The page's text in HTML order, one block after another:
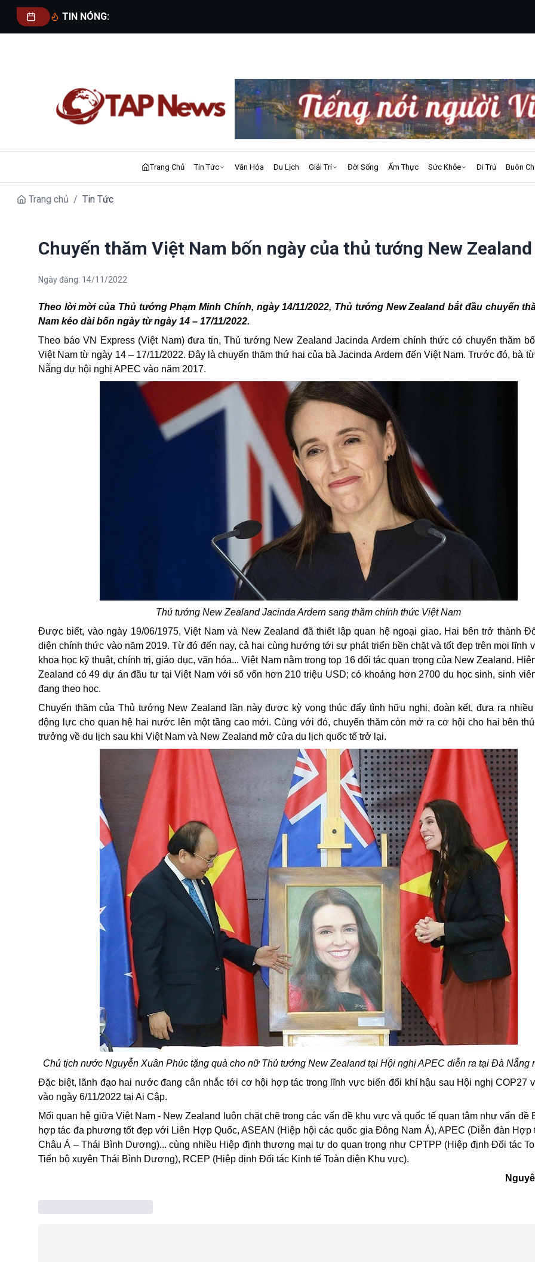
TIN NÓNG:
Trang Chủ Tin Tức Văn Hóa Du Lịch Giải Trí Đời Sống Ẩm Thực Sức Khỏe Di Trú Buôn
Trang chủ / Tin Tức
Chuyến thăm Việt Nam bốn ngày của thủ tướng New Zealand
Ngày đăng: 14/11/2022
Theo lời mời của Thủ tướng Phạm Minh Chính, ngày 14/11/2022, Thủ tướngNew Zealand bắt đầu chuyến
Nam kéo dài bốn ngày từ ngày 14 – 17/11/2022.
Theo báo VN Express (Việt Nam) đưa tin, Thủ tướng New Zealand Jacinda Ardern chính thức có chuyến thăm
Việt Nam từ ngày 14 – 17/11/2022. Đây là chuyến thăm thứ hai của bà Jacinda Ardern đến Việt Nam. Trước đó, bà
Nẵng dự hội nghị APEC vào năm 2017.
Thủ tướng New Zealand Jacinda Ardern sang thăm chính thức Việt Nam
Được biết, vào ngày 19/06/1975, Việt Nam và New Zealand đã thiết lập quan hệ ngoại giao. Hai bên trở thành
diện chính thức vào năm 2019. Từ đó đến nay, cả hai cùng hướng tới sự phát triển bền chặt và tốt đẹp trên mọi lĩnh
khoa học kỹ thuật, chính trị, giáo dục, văn hóa... Việt Nam nằm trong top 16 đối tác quan trọng của New Zealand.
Zealand có 49 dự án đầu tư tại Việt Nam với số vốn hơn 210 triệu USD; có khoảng hơn 2700 du học sinh, sinh
đang theo học.
Chuyến thăm của Thủ tướng New Zealand lần này được kỳ vọng thúc đẩy tình hữu nghị, đoàn kết, đưa ra nhiều
động lực cho quan hệ hai nước lên một tầng cao mới. Cùng với đó, chuyến thăm còn mở ra cơ hội cho hai bên
trưởng về du lịch sau khi Việt Nam và New Zealand mở cửa du lịch quốc tế trở lại.
Chủ tịch nước Nguyễn Xuân Phúc tặng quà cho nữ Thủ tướng New Zealand tại Hội nghị APEC diễn ra tại Đà Nẵng
Đặc biệt, lãnh đạo hai nước đang cân nhắc tới cơ hội hợp tác trong lĩnh vực biến đổi khí hậu sau Hội nghị COP27
vào ngày 6/11/2022 tại Ai Cập.
Mối quan hệ giữa Việt Nam - New Zealand luôn chặt chẽ trong các vấn đề khu vực và quốc tế quan tâm như vấn đề
hợp tác đa phương tốt đẹp với Liên Hợp Quốc, ASEAN (Hiệp hội các quốc gia Đông Nam Á), APEC (Diễn đàn Hợp
Châu Á – Thái Bình Dương)... cùng nhiều Hiệp định thương mại tự do quan trọng như CPTPP (Hiệp định Đối tác
Tiến bộ xuyên Thái Bình Dương), RCEP (Hiệp định Đối tác Kinh tế Toàn diện Khu vực).